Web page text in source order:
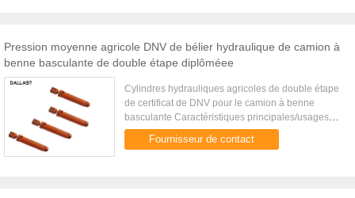
Pression moyenne agricole DNV de bélier hydraulique de camion à
benne basculante de double étape diplôméee
Cylindres hydrauliques agricoles de double étape
de certificat de DNV pour le camion à benne
basculante Caractéristiques principales/usages
spéciaux : cylindre de inclinaison hydraulique
Comme fabricant des ...
Fournisseur de contact